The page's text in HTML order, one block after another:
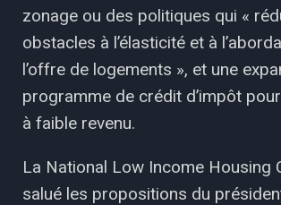
zonage ou des politiques qui «
obstacles à l’élasticité et à
l’offre de logements », et une
programme de crédit d’impôt
à faible revenu.
La National Low Income Housing
salué les propositions du